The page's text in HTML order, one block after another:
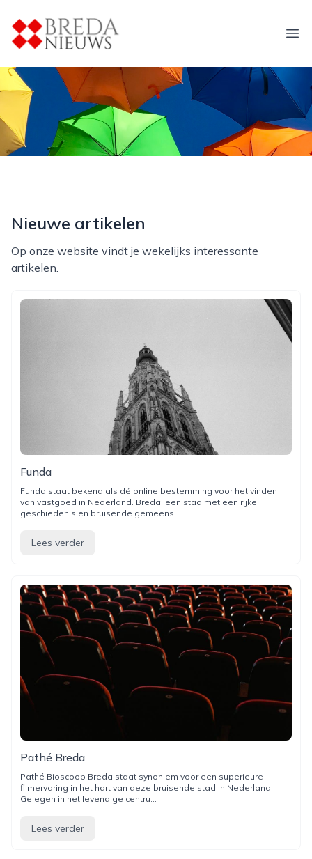
breda-nieuws.nl
Nieuwe artikelen
Op onze website vindt je wekelijks interessante
artikelen.
Funda
Funda staat bekend als dé online bestemming voor het vinden
van vastgoed in Nederland. Breda, een stad met een rijke
geschiedenis en bruisende gemeens...
Lees verder
Pathé Breda
Pathé Bioscoop Breda staat synoniem voor een superieure
filmervaring in het hart van deze bruisende stad in Nederland.
Gelegen in het levendige centru...
Lees verder